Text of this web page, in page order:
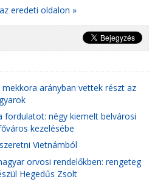
eredeti oldalon »
arányban vettek részt az
fordulatot: négy kiemelt belvárosi
kezelésébe
Vietnámból
orvosi rendelőkben: rengeteg
Hegedűs Zsolt